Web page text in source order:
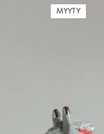
MYYTY